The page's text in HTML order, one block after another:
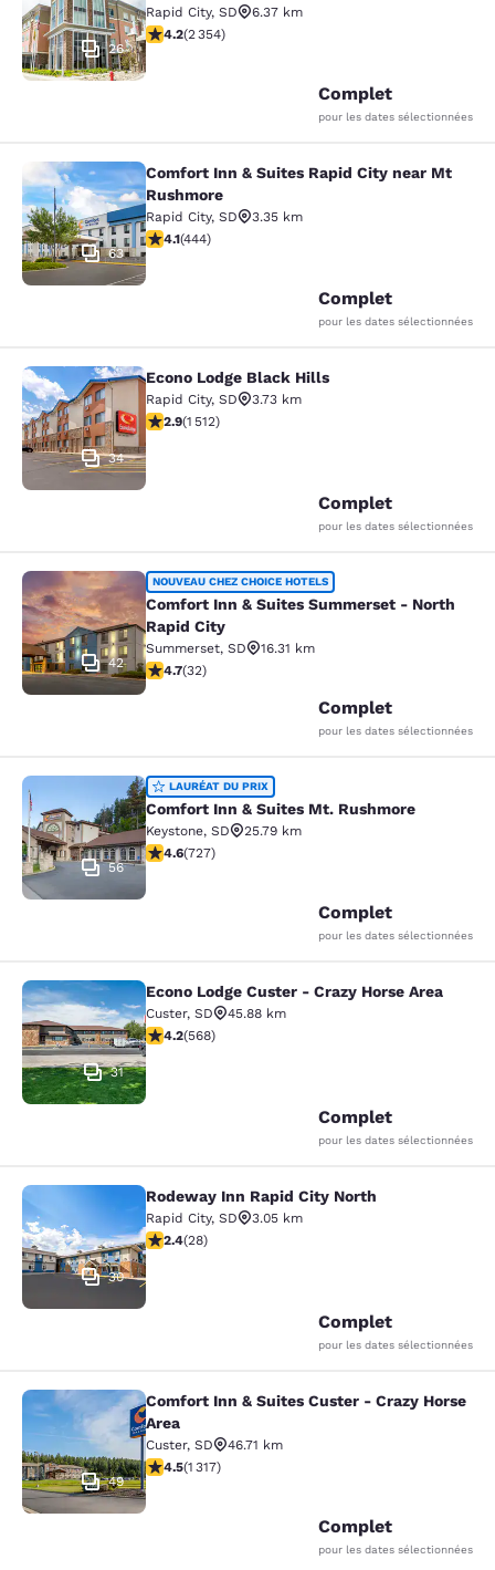
26
Rapid City, SD
6.37 km
4.19 étoiles. Très Bien. 2354 commentaires
4.2(2 354)
Complet
pour les dates sélectionnées
Comfort Inn & Suites Rapid City
63
Comfort Inn & Suites Rapid City near Mt
Rushmore
Rapid City, SD
3.35 km
4.14 étoiles. Très Bien. 444 commentaires
4.1(444)
Complet
pour les dates sélectionnées
Econo Lodge Black Hills
34
Econo Lodge Black Hills
Rapid City, SD
3.73 km
2.92 étoiles. Moyen. 1512 commentaires
2.9(1 512)
Complet
pour les dates sélectionnées
Comfort Inn & Suites Summerset -
42
NOUVEAU CHEZ CHOICE HOTELS
Comfort Inn & Suites Summerset - North
Rapid City
Summerset, SD
16.31 km
4.72 étoiles. Exceptionnel. 32 commentaires
4.7(32)
Complet
pour les dates sélectionnées
Comfort Inn & Suites Mt. Rushmore
56
LAURÉAT DU PRIX
Comfort Inn & Suites Mt. Rushmore
Keystone, SD
25.79 km
4.56 étoiles. Excellent. 727 commentaires
4.6(727)
Complet
pour les dates sélectionnées
Econo Lodge Custer - Crazy Horse
31
Econo Lodge Custer - Crazy Horse Area
Custer, SD
45.88 km
4.24 étoiles. Excellent. 568 commentaires
4.2(568)
Complet
pour les dates sélectionnées
Rodeway Inn Rapid City North
30
Rodeway Inn Rapid City North
Rapid City, SD
3.05 km
2.43 étoiles. Moyen. 28 commentaires
2.4(28)
Complet
pour les dates sélectionnées
Comfort Inn & Suites Custer -
49
Comfort Inn & Suites Custer - Crazy Horse
Area
Custer, SD
46.71 km
4.49 étoiles. Excellent. 1317 commentaires
4.5(1 317)
Complet
pour les dates sélectionnées